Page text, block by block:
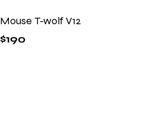
Mouse T-wolf V12
$190